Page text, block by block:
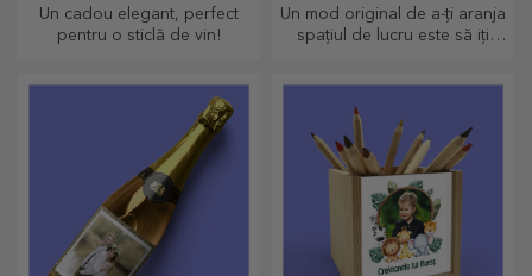
Un cadou elegant, perfect
pentru o sticlă de vin!
Un mod original de a-ți aranja
spațiul de lucru este să iți